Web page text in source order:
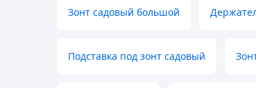
Зонт садовый большой
Подставка под зонт садовый